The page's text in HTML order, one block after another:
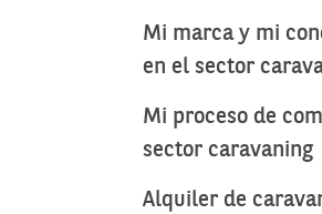
Mi marca y mi
en el sector
Mi proceso de
sector caravaning
Alquiler de